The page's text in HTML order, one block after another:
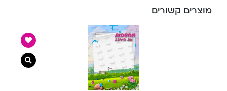
מוצרים קשורים
צפייה